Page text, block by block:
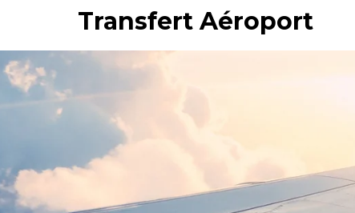
Transfert Aéroport